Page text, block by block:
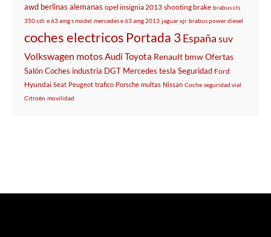
awd berlinas alemanas opel insignia 2013 shooting brake brabus cls
350 cdi e 63 amg s model mercedes e 63 amg 2013 jaguar xjr brabus power diesel
coches electricos Portada 3España suv
Volkswagen motosAudi Toyota Renault bmwOfertas
SalónCoches industria DGT Mercedes tesla Seguridad Ford
Hyundai Seat Peugeot trafico Porsche multas Nissan Coche seguridad vial
Citroën movilidad